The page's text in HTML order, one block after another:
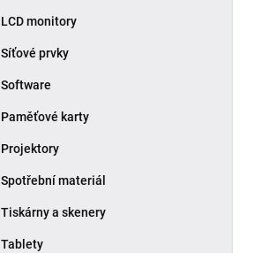
LCD monitory
Síťové prvky
Software
Paměťové karty
Projektory
Spotřební materiál
Tiskárny a skenery
Tablety